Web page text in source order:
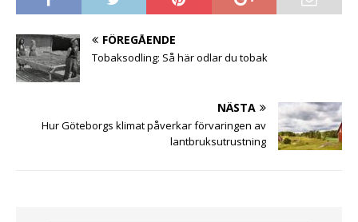
FÖREGÅENDE
Tobaksodling: Så här odlar du tobak
NÄSTA
Hur Göteborgs klimat påverkar förvaringen av
lantbruksutrustning